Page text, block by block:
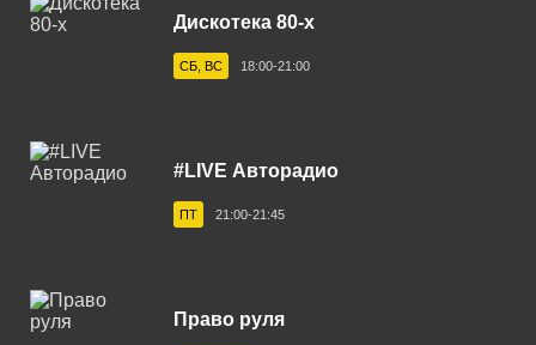
Балаково 105.5 FM
Балашов 100.0 FM
Бежецк 102.4 FM
Белгород 107.7 FM
Белово 107.0 FM
Белогорск 102.3 FM
Дискотека 80-х
СБ, ВС 18:00-21:00
#LIVE Авторадио
ПТ 21:00-21:45
Право руля